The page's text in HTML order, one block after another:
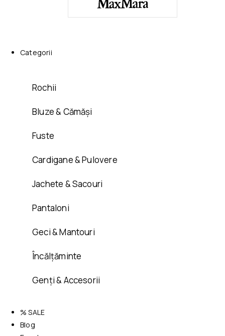
Categorii
Rochii
Bluze & Cămăși
Fuste
Cardigane & Pulovere
Jachete & Sacouri
Pantaloni
Geci & Mantouri
Încălțăminte
Genți & Accesorii
% SALE
Blog